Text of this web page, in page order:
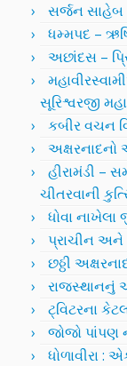
સર્જન સાહેબ
ધમ્મપદ –
અછાંદસ –
સૂરિશ્વરજી
કબીર વચન
અક્ષરનાદનો
હીરામંડી –
ચીતરવાની
ધોવા
પ્રાચીન અને
છઠ્ઠી
રાજસ્થાનનું
ટ્વિટરના
જોજો પાંપણ
ધોળાવીરા